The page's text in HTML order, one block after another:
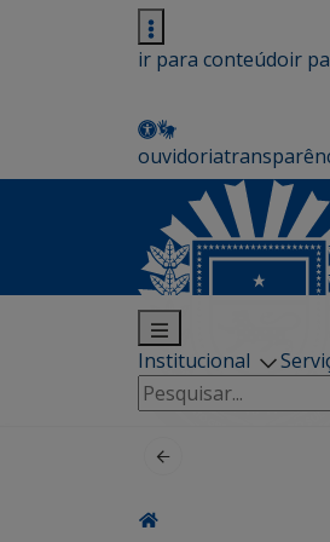
ir para conteúdoir
ouvidoria
Institucional
Pesquisar
por: